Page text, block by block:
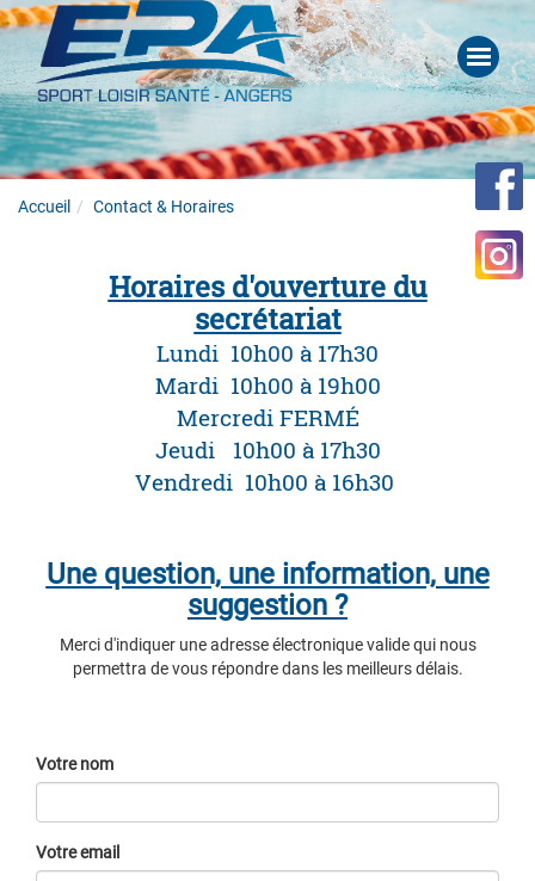
Accueil Contact & Horaires
Horaires d'ouverture du
secrétariat
Lundi 10h00 à 17h30
Mardi 10h00 à 19h00
Mercredi FERMÉ
Jeudi 10h00 à 17h30
Vendredi 10h00 à 16h30
Une question, une information, une
suggestion ?
Merci d'indiquer une adresse électronique valide qui nous
permettra de vous répondre dans les meilleurs délais.
Votre nom
Votre email